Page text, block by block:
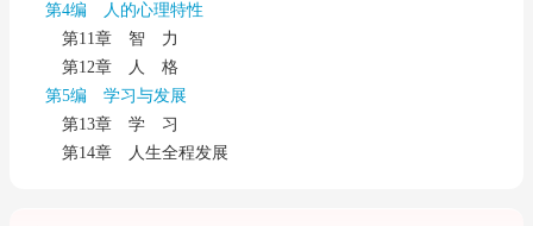
第4编 人的心理特性
第11章 智 力
第12章 人 格
第5编 学习与发展
第13章 学 习
第14章 人生全程发展